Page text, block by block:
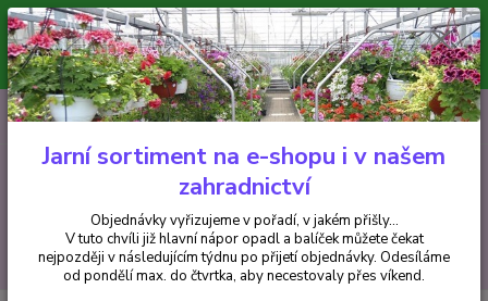
Minimální hodnota pro odeslání z e-shopu je 300 Kč.
V tuto chvíli již hlavní nápor objednávek opadl a balíček můžete čekat
nejpozději v následujícím týdnu po přijetí objednávky. Objednávky
vyřizujeme v pořadí, v jakém přišly...
CZK
Hledat
+420 602 223 614 0ks
za0 Kč
Jarní sortiment na e-shopu i v našem
zahradnictví
Objednávky vyřizujeme v pořadí, v jakém přišly...
V tuto chvíli již hlavní nápor opadl a balíček můžete čekat
nejpozději v následujícím týdnu po přijetí objednávky. Odesíláme
od pondělí max. do čtvrtka, aby necestovaly přes víkend.